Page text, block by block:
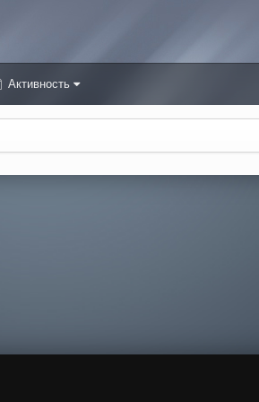
Активность